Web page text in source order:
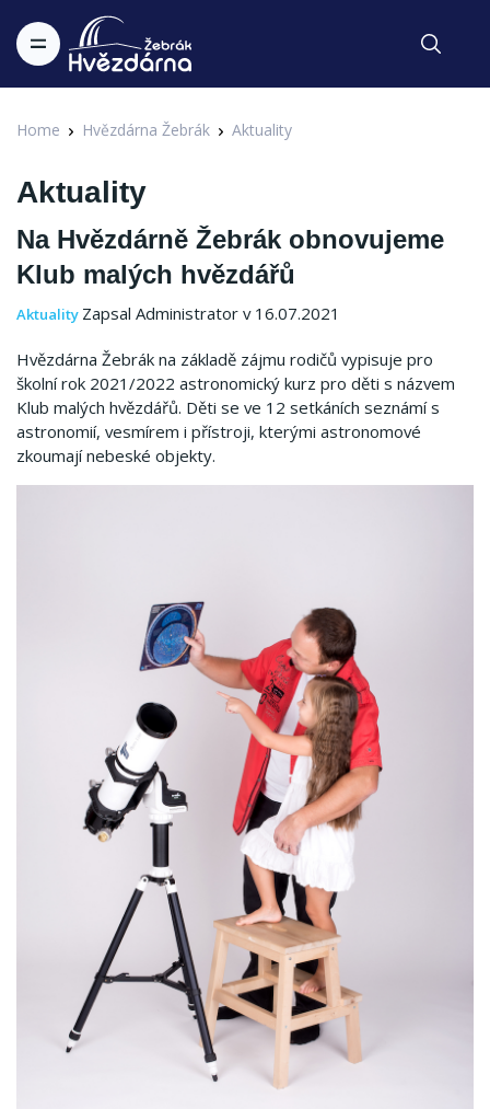
Home Hvězdárna Žebrák Aktuality
Aktuality
Na Hvězdárně Žebrák obnovujeme
Klub malých hvězdářů
Aktuality Zapsal Administrator v 16.07.2021
Hvězdárna Žebrák na základě zájmu rodičů vypisuje pro
školní rok 2021/2022 astronomický kurz pro děti s názvem
Klub malých hvězdářů. Děti se ve 12 setkáních seznámí s
astronomií, vesmírem i přístroji, kterými astronomové
zkoumají nebeské objekty.